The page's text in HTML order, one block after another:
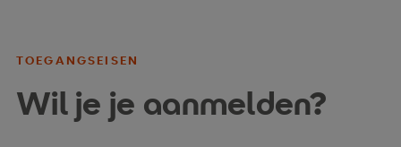
TOEGANGSEISEN
Wil je je aanmelden?